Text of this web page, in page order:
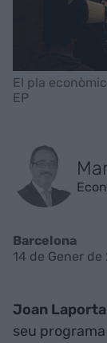
El pla
EP
Barcelona
14 de Gener
Joan Laporta
seu